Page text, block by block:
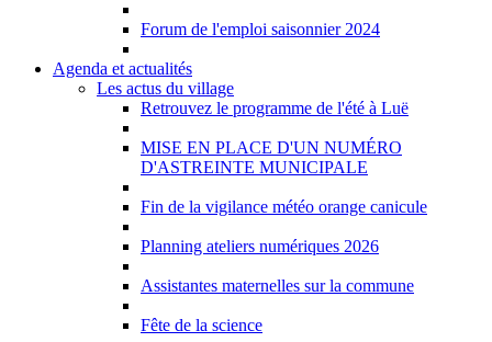
Forum de l'emploi saisonnier 2024
Agenda et actualités
Les actus du village
Retrouvez le programme de l'été à Luë
MISE EN PLACE D'UN NUMÉRO
D'ASTREINTE MUNICIPALE
Fin de la vigilance météo orange canicule
Planning ateliers numériques 2026
Assistantes maternelles sur la commune
Fête de la science